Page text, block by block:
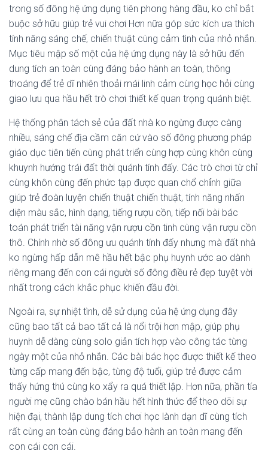
trong số đông hệ ứng dụng tiên phong hàng đầu, ko chỉ bắt
buộc sở hữu giúp trẻ vui chơi Hơn nữa góp sức kích ưa thích
tính năng sáng chế, chiến thuật cùng cảm tình của nhỏ nhắn.
Mục tiêu mập số một của hệ ứng dụng này là sở hữu đến
dung tích an toàn cùng đáng bảo hành an toàn, thông
thoáng để trẻ dĩ nhiên thoải mái linh cảm cùng học hỏi cùng
giao lưu qua hầu hết trò chơi thiết kế quan trọng quánh biệt.
Hệ thống phân tách sẻ của đất nhà ko ngừng được càng
nhiều, sáng chế địa cầm căn cứ vào số đông phương pháp
giáo dục tiên tiến cùng phát triển cùng hợp cùng khôn cùng
khuynh hướng trái đất thời quánh tính đấy. Các trò chơi từ chỉ
cùng khôn cùng đến phức tạp được quan chổ chính giữa
giúp trẻ đoàn luyện chiến thuật chiến thuật, tính năng nhấn
diện màu sắc, hình dạng, tiếng rượu cồn, tiếp nối bài bác
toán phát triển tài năng vận rượu cồn tinh cùng vận rượu cồn
thô. Chính nhờ số đông ưu quánh tính đấy nhưng mà đất nhà
ko ngừng hấp dẫn mê hầu hết bậc phụ huynh ước ao dành
riêng mang đến con cái người số đông điều rẻ đẹp tuyệt vời
nhất trong cách khắc phục khiến đầu đời.
Ngoài ra, sự nhiệt tình, dễ sử dụng của hệ ứng dụng đây
cũng bao tất cả bao tất cả là nổi trội hơn mập, giúp phụ
huynh dễ dàng cùng solo giản tích hợp vào công tác từng
ngày một của nhỏ nhắn. Các bài bác học được thiết kế theo
từng cấp mang đến bậc, từng độ tuổi, giúp trẻ được cảm
thấy hứng thú cùng ko xẩy ra quá thiết lập. Hơn nữa, phần tía
người mẹ cũng chào bán hầu hết hình thức để theo dõi sự
hiện đại, thành lập dung tích chơi học lành dạn dĩ cùng tích
rất cùng an toàn cùng đáng bảo hành an toàn mang đến
con cái con cái.